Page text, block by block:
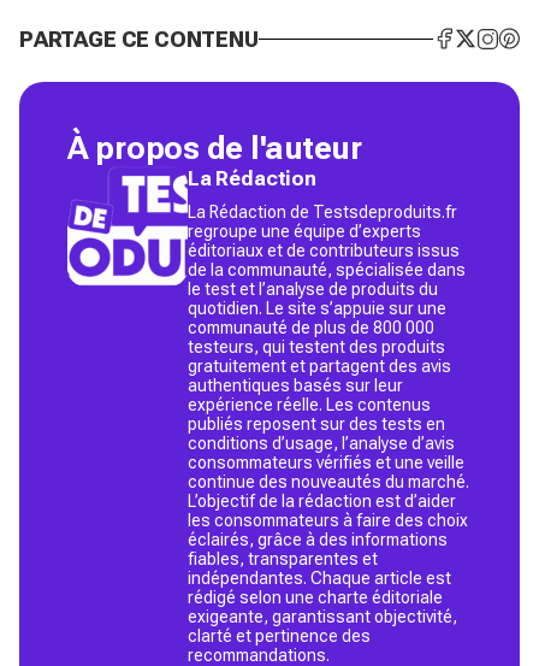
PARTAGE CE CONTENU
À propos de l'auteur
La Rédaction
La Rédaction de Testsdeproduits.fr
regroupe une équipe d’experts
éditoriaux et de contributeurs issus
de la communauté, spécialisée dans
le test et l’analyse de produits du
quotidien. Le site s’appuie sur une
communauté de plus de 800 000
testeurs, qui testent des produits
gratuitement et partagent des avis
authentiques basés sur leur
expérience réelle. Les contenus
publiés reposent sur des tests en
conditions d’usage, l’analyse d’avis
consommateurs vérifiés et une veille
continue des nouveautés du marché.
L’objectif de la rédaction est d’aider
les consommateurs à faire des choix
éclairés, grâce à des informations
fiables, transparentes et
indépendantes. Chaque article est
rédigé selon une charte éditoriale
exigeante, garantissant objectivité,
clarté et pertinence des
recommandations.